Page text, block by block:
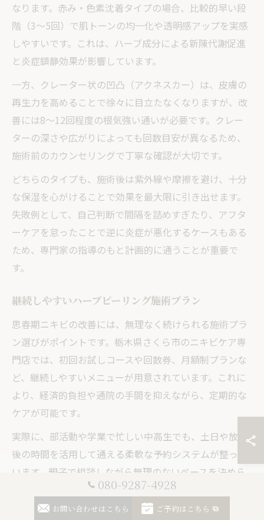
なります。赤み・色素沈着タイプの場合、比較的早い段
階（3〜5回）で肌トーンの均一化や透明感アップを実感
しやすいです。これは、ハーブ成分による新陳代謝促進
と炎症鎮静効果が影響しています。
一方、クレーター状の凹凸（アクネスカー）は、皮膚の
再生力を高めることで徐々に目立たなくなりますが、改
善には8〜12回程度の根気強い通いが必要です。クレー
ターの深さや広がりによっても回数目安が異なるため、
施術前のカウンセリングで丁寧な確認が大切です。
どちらのタイプも、施術後は紫外線や摩擦を避け、十分
な保湿を心がけることで効果を最大限に引き出せます。
失敗例として、自己判断で間隔を詰めすぎたり、アフタ
ーケアを怠ったことで逆に炎症が悪化するケースもある
ため、専門家の指導のもと計画的に通うことが重要で
す。
継続しやすいハーブピーリング施術プラン
思春期ニキビの改善には、無理なく続けられる施術プラ
ン選びがポイントです。栃木県さくら市のニキビケア専
門店では、初回お試しコースや回数券、月額制プランな
ど、継続しやすいメニューが用意されています。これに
より、経済的負担や通院の手間を抑えながら、定期的な
ケアが可能です。
実際に、部活動や学業で忙しい中高生でも、土日や放課
後の時間を活用して通える柔軟な予約システムが整って
います。親子で相談しながら無理のないペースを決めら
れるのも安心材料の一つです。未成年の場合は保護者の
同意が必要となりますので、事前に確認しましょう。
080-9287-4928
お問い合わせはこちら ご予約はこちら